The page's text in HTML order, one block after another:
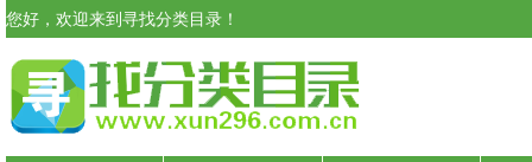
您好，欢迎来到寻找分类目录！